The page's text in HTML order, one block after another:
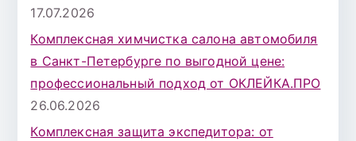
17.07.2026
Комплексная химчистка салона автомобиля
в Санкт-Петербурге по выгодной цене:
профессиональный подход от ОКЛЕЙКА.ПРО
26.06.2026
Комплексная защита экспедитора: от